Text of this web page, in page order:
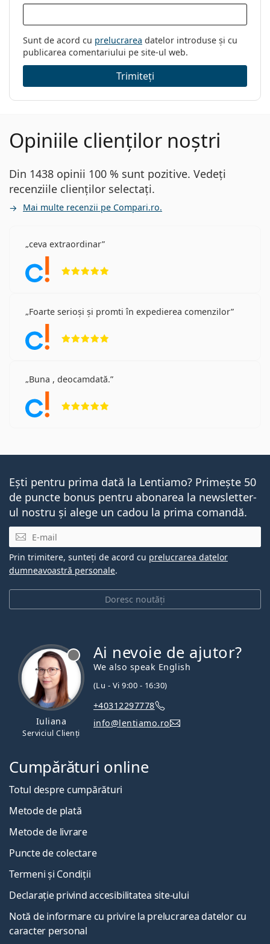
Sunt de acord cu prelucrarea datelor introduse și cu
publicarea comentariului pe site-ul web.
Trimiteți
Opiniile clienților noștri
Din 1438 opinii 100 % sunt pozitive. Vedeți
recenziile clienților selectați.
Mai multe recenzii pe Compari.ro.
ceva extraordinar
Foarte serioși și promti în expedierea comenzilor
Buna , deocamdată.
Ești pentru prima dată la Lentiamo? Primește 50
de puncte bonus pentru abonarea la newsletter-
ul nostru și alege un cadou la prima comandă.
E-mail
Doresc noutăți
Prin trimitere, sunteți de acord cu prelucrarea datelor
dumneavoastră personale.
Iuliana
Serviciul Clienți
Ai nevoie de ajutor?
We also speak English
(Lu - Vi 9:00 - 16:30)
+40312297778
info@lentiamo.ro
Cumpărături online
Totul despre cumpărături
Metode de plată
Metode de livrare
Puncte de colectare
Termeni și Condiții
Declarație privind accesibilitatea site-ului
Notă de informare cu privire la prelucrarea datelor cu
caracter personal